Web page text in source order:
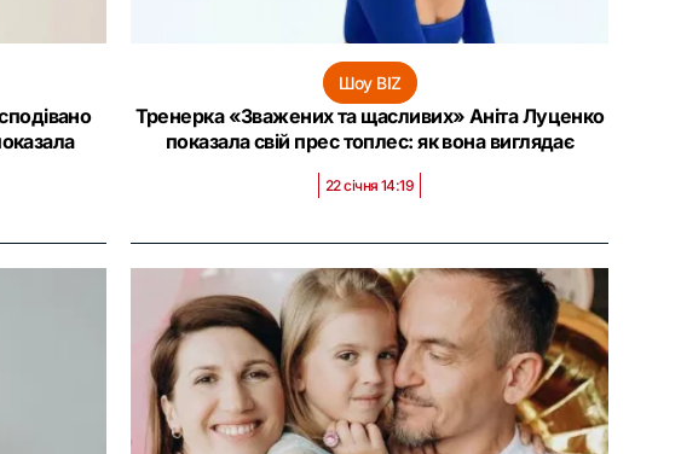
Шоу BIZ
Тренерка «Зважених та щасливих» Аніта Луценко
показала свій прес топлес: як вона виглядає
22 січня 14:19